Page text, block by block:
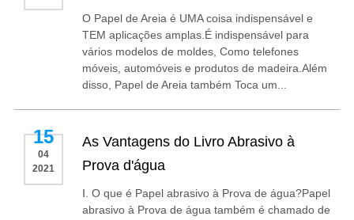
O Papel de Areia é UMA coisa indispensável e
TEM aplicações amplas.É indispensável para
vários modelos de moldes, Como telefones
móveis, automóveis e produtos de madeira.Além
disso, Papel de Areia também Toca um...
15
04
2021
As Vantagens do Livro Abrasivo à
Prova d'água
Ⅰ. O que é Papel abrasivo à Prova de água?Papel
abrasivo à Prova de água também é chamado de